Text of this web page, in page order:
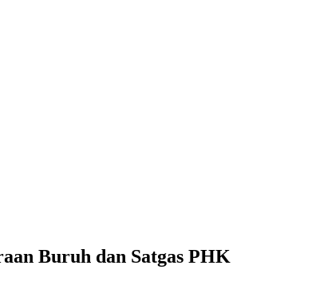
Buruh dan Satgas PHK